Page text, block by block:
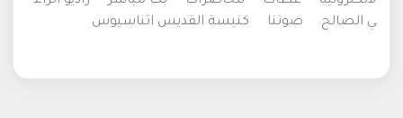
ي الصالح
صوتنا كنيسة القديس اثناسيوس